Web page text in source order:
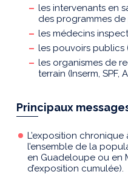
les intervenants en
des programmes de
les médecins
les pouvoirs publics
les organismes de
terrain (Inserm, SPF,
Principaux
L’exposition
l’ensemble de la
en Guadeloupe ou en
d’exposition cumulée).